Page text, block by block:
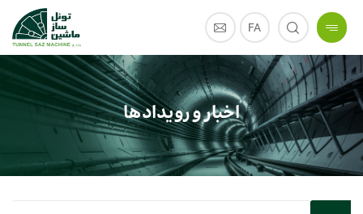
FA
اخبار و رویداد‌ها